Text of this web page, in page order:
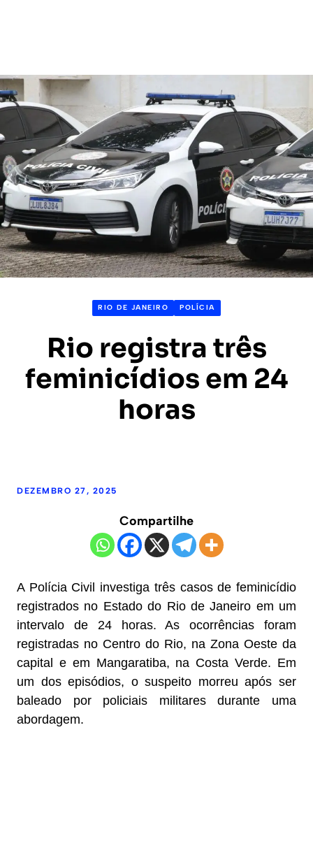
RIO DE JANEIRO POLÍCIA
Rio registra três
feminicídios em 24
horas
DEZEMBRO 27, 2025
Compartilhe
A Polícia Civil investiga três casos de feminicídio
registrados no Estado do Rio de Janeiro em um
intervalo de 24 horas. As ocorrências foram
registradas no Centro do Rio, na Zona Oeste da
capital e em Mangaratiba, na Costa Verde. Em
um dos episódios, o suspeito morreu após ser
baleado por policiais militares durante uma
abordagem.